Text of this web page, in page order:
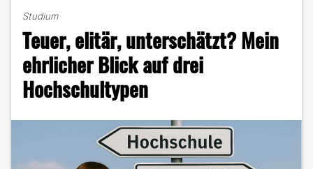
Studium
Teuer, elitär, unterschätzt? Mein
ehrlicher Blick auf drei
Hochschultypen